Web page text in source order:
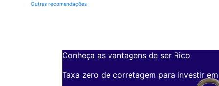
Outras recomendações
Conheça as vantagens de ser Rico
Taxa zero de corretagem para investir